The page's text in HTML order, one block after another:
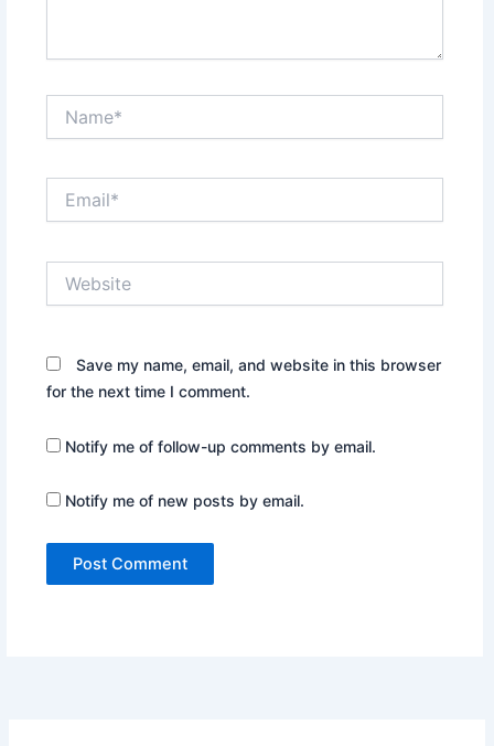
Save my name, email, and website in this browser
for the next time I comment.
Notify me of follow-up comments by email.
Notify me of new posts by email.